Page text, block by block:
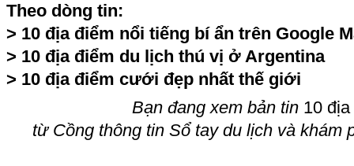
Theo dòng tin:
> 10 địa điểm nổi tiếng bí ẩn trên Google
> 10 địa điểm du lịch thú vị ở Argentina
> 10 địa điểm cưới đẹp nhất thế giới
Bạn đang xem bản tin 10
từ Cồng thông tin Sổ tay du lịch và khám